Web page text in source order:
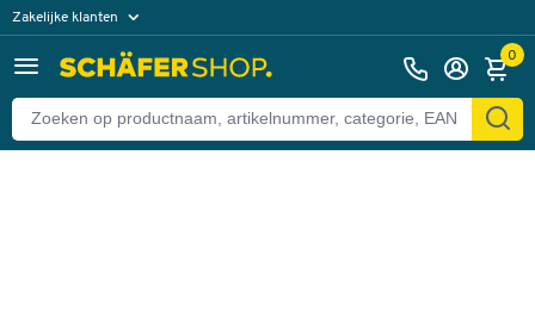
Zakelijke klanten
Particuliere klanten 0
Terug